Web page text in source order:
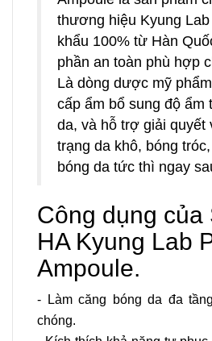
thương hiệu Kyung
khẩu 100% từ Hàn
phần an toàn phù hợp
Là dòng dược mỹ
cấp ẩm bổ sung độ ẩm
da, và hỗ trợ giải quyết
trạng da khô, bóng
bóng da tức thì ngay
Công dụng của
HA Kyung Lab
Ampoule.
- Làm căng bóng da đa
chóng.